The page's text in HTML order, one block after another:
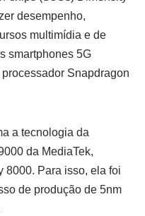
desempenho,
multimídia e de
smartphones 5G
Snapdragon
a tecnologia da
da MediaTek,
8000. Para isso, ela foi
de produção de 5nm